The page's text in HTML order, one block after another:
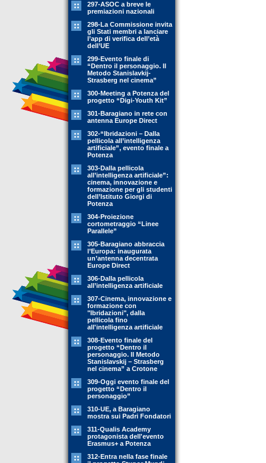
297-ASOC a breve le
premiazioni nazionali
298-La Commissione invita
gli Stati membri a lanciare
l’app di verifica dell’età
dell’UE
299-Evento finale di
“Dentro il personaggio. Il
Metodo Stanislavkij-
Strasberg nel cinema”
300-Meeting a Potenza del
progetto “Digi-Youth Kit”
301-Baragiano in rete con
antenna Europe Direct
302-“Ibridazioni – Dalla
pellicola all’intelligenza
artificiale”, evento finale a
Potenza
303-Dalla pellicola
all’intelligenza artificiale”:
cinema, innovazione e
formazione per gli studenti
dell’Istituto Giorgi di
Potenza
304-Proiezione
cortometraggio “Linee
Parallele”
305-Baragiano abbraccia
l’Europa: inaugurata
un’antenna decentrata
Europe Direct
306-Dalla pellicola
all’intelligenza artificiale
307-Cinema, innovazione e
formazione con
"Ibridazioni", dalla
pellicola fino
all'intelligenza artificiale
308-Evento finale del
progetto “Dentro il
personaggio. Il Metodo
Stanislavskij – Strasberg
nel cinema” a Crotone
309-Oggi evento finale del
progetto “Dentro il
personaggio”
310-UE, a Baragiano
mostra sui Padri Fondatori
311-Qualis Academy
protagonista dell'evento
Erasmus+ a Potenza
312-Entra nella fase finale